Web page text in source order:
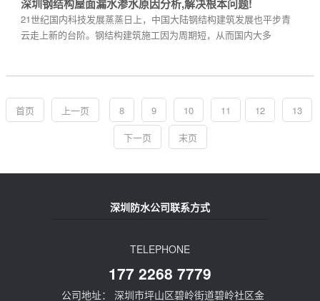
深圳钢结构屋面漏水渗水原因分析,解决根本问题!
21世纪国内科技发展蒸蒸日上，中国大陆钢结构建筑发展也平步青
云走上新的台阶。钢结构建筑施工因为周期短，从而国内大多
首页 上一页 8 9 10 11 12
13
下一页
末页
深圳防水公司联系方式
TELEPHONE
177 2268 7779
公司地址： 深圳市坪山区碧岭街道碧岭社区金